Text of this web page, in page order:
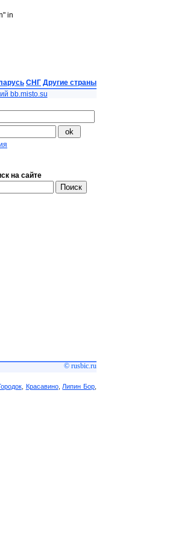
in
СНГ Другие страны
bb.misto.su
на сайте
© rusbic.ru
, Красавино, Липин Бор